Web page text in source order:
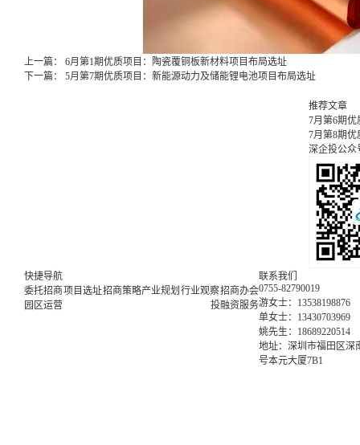
上一篇： 6月第1期优质项目：陶瓷覆铜板新材料项目布局选址
下一篇： 5月第7期优质项目：新能源动力及储能锂电池项目布局选址
推荐文章
7月第6期
7月第8期
深企投公众
快捷导航
委托招商项目选址招商策略产业规划 行业观察招商办会
园区运营
投融资服务
联系我们
0755-82790019
游女士：13538198876
单女士：13430703969
姚先生：18689220514
地址：深圳市福田区深
号本元大厦7B1